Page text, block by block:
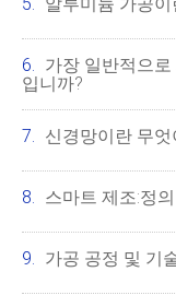
가장 일반적으
입니까?
신경망이란 무
스마트 제조:정
가공 공정 및 기